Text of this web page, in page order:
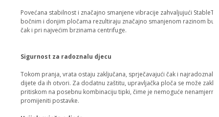
Povećana stabilnost i značajno smanjene vibracije zahvaljujući
bočnim i donjim pločama rezultiraju značajno smanjenom razinom
čak i pri najvećim brzinama centrifuge.
Sigurnost za radoznalu djecu
Tokom pranja, vrata ostaju zaključana, sprječavajući čak i najradoznalije
dijete da ih otvori. Za dodatnu zaštitu, upravljačka ploča se može
pritiskom na posebnu kombinaciju tipki, čime je nemoguće nenamjerno
promijeniti postavke.